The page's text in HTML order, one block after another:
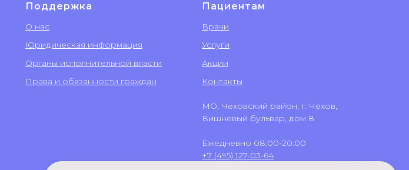
Поддержка
О нас
Юридическая информация
Органы исполнительной власти
Права и обязанности граждан
Пациентам
Врачи
Услуги
Акции
Контакты
МО, Чеховский район, г. Чехов,
Вишневый бульвар, дом 8
Ежедневно 08:00-20:00
+7 (495) 127-03-64